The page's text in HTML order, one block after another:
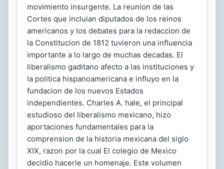
movimiento insurgente. La reunion de las
Cortes que incluian diputados de los reinos
americanos y los debates para la redaccion de
la Constitucion de 1812 tuvieron una influencia
importante a lo largo de muchas decadas. El
liberalismo gaditano afecto a las instituciones y
la politica hispanoamericana e influyo en la
fundacion de los nuevos Estados
independientes. Charles A. hale, el principal
estudioso del liberalismo mexicano, hizo
aportaciones fundamentales para la
comprension de la historia mexicana del siglo
XIX, razon por la cual El colegio de Mexico
decidio hacerle un homenaje. Este volumen